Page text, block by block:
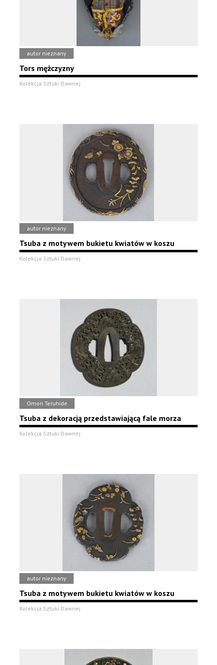
autor nieznany
Tors mężczyzny
Kolekcja Sztuki Dawnej
autor nieznany
Tsuba z motywem bukietu kwiatów w koszu
Kolekcja Sztuki Dawnej
Omori Teruhide
Tsuba z dekoracją przedstawiającą fale morza
Kolekcja Sztuki Dawnej
autor nieznany
Tsuba z motywem bukietu kwiatów w koszu
Kolekcja Sztuki Dawnej